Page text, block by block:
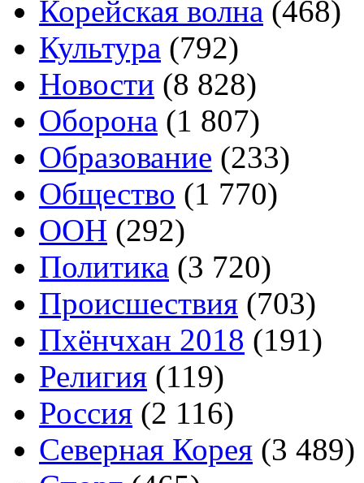
Корейская волна (468)
Культура (792)
Новости (8 828)
Оборона (1 807)
Образование (233)
Общество (1 770)
ООН (292)
Политика (3 720)
Происшествия (703)
Пхёнчхан 2018 (191)
Религия (119)
Россия (2 116)
Северная Корея (3 489)